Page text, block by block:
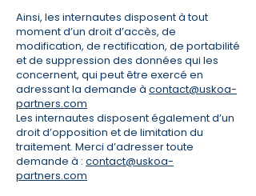
Ainsi, les internautes disposent à tout
moment d’un droit d’accès, de
modification, de rectification, de portabilité
et de suppression des données qui les
concernent, qui peut être exercé en
adressant la demande à contact@uskoa-
partners.com
Les internautes disposent également d’un
droit d’opposition et de limitation du
traitement. Merci d’adresser toute
demande à : contact@uskoa-
partners.com